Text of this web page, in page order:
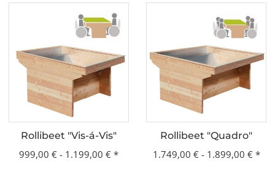
Rollibeet "Vis-á-Vis"
999,00 € - 1.199,00 € *
Rollibeet "Quadro"
1.749,00 € - 1.899,00 € *